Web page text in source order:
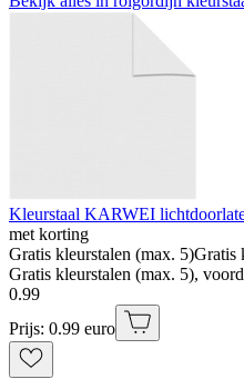
Kleurstaal KARWEI
met korting
Gratis kleurstalen (max. 5)Gratis
Gratis kleurstalen (max. 5),
0.99
Prijs: 0.99 euro